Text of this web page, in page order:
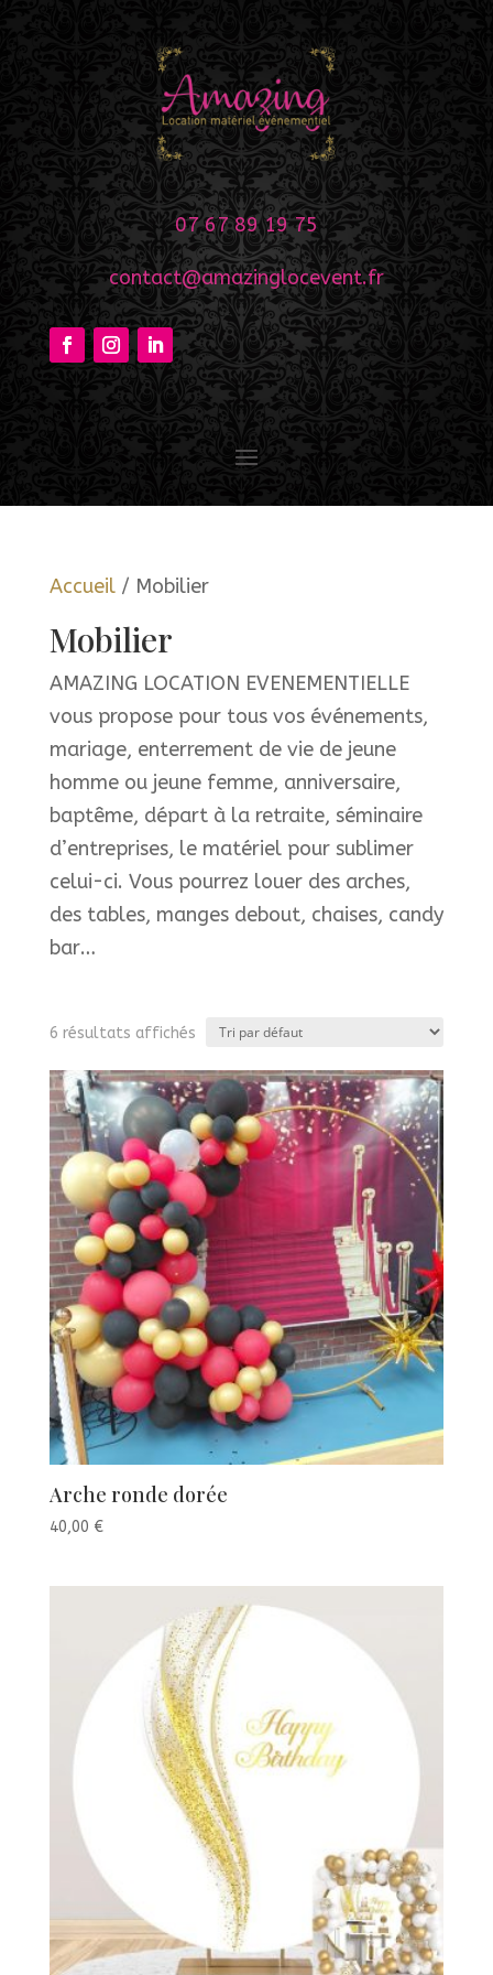
07 67 89 19 75
contact@amazinglocevent.fr
Accueil/ Mobilier
Mobilier
AMAZING LOCATION EVENEMENTIELLE
vous propose pour tous vos événements,
mariage, enterrement de vie de jeune
homme ou jeune femme, anniversaire,
baptême, départ à la retraite, séminaire
d’entreprises, le matériel pour sublimer
celui-ci. Vous pourrez louer des arches,
des tables, manges debout, chaises, candy
bar…
6 résultats affichés
Arche ronde dorée
40,00 €